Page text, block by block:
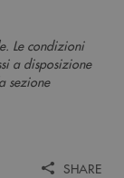
Le condizioni
a disposizione
sezione
SHARE